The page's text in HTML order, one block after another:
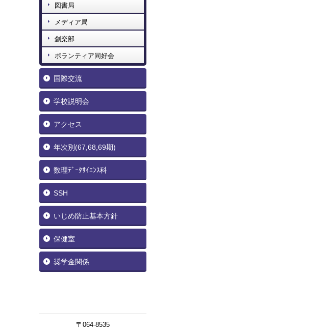
図書局
メディア局
創楽部
ボランティア同好会
国際交流
学校説明会
アクセス
年次別(67,68,69期)
数理ﾃﾞｰﾀｻｲｴﾝｽ科
SSH
いじめ防止基本方針
保健室
奨学金関係
〒064-8535